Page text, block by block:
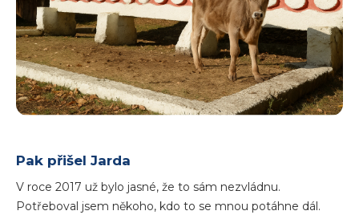
Pak přišel Jarda
V roce 2017 už bylo jasné, že to sám nezvládnu.
Potřeboval jsem někoho, kdo to se mnou potáhne dál.